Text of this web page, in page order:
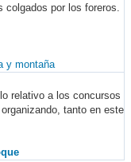
por los foreros.
y montaña
relativo a los concursos
tanto en este